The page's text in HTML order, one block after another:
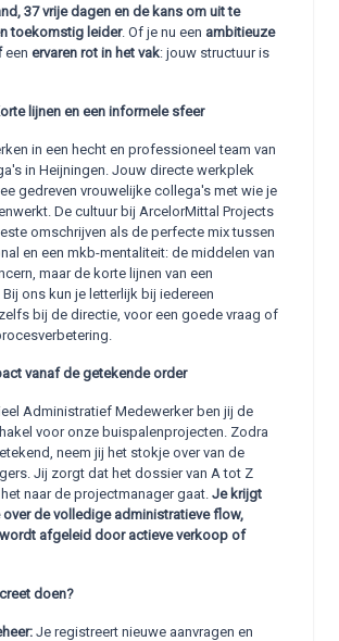
37 vrije dagen en de kans om uit te
toekomstig leider. Of je nu een ambitieuze
een ervaren rot in het vak: jouw structuur is
lijnen en een informele sfeer
in een hecht en professioneel team van
in Heijningen. Jouw directe werkplek
gedreven vrouwelijke collega's met wie je
De cultuur bij ArcelorMittal Projects
omschrijven als de perfecte mix tussen
en een mkb-mentaliteit: de middelen van
maar de korte lijnen van een
ons kun je letterlijk bij iedereen
bij de directie, voor een goede vraag of
vanaf de getekende order
Administratief Medewerker ben jij de
voor onze buispalenprojecten. Zodra
neem jij het stokje over van de
Jij zorgt dat het dossier van A tot Z
naar de projectmanager gaat. Je krijgt
de volledige administratieve flow,
afgeleid door actieve verkoop of
doen?
Je registreert nieuwe aanvragen en